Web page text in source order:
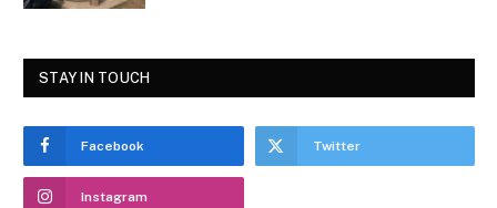
STAY IN TOUCH
Facebook Twitter
Instagram